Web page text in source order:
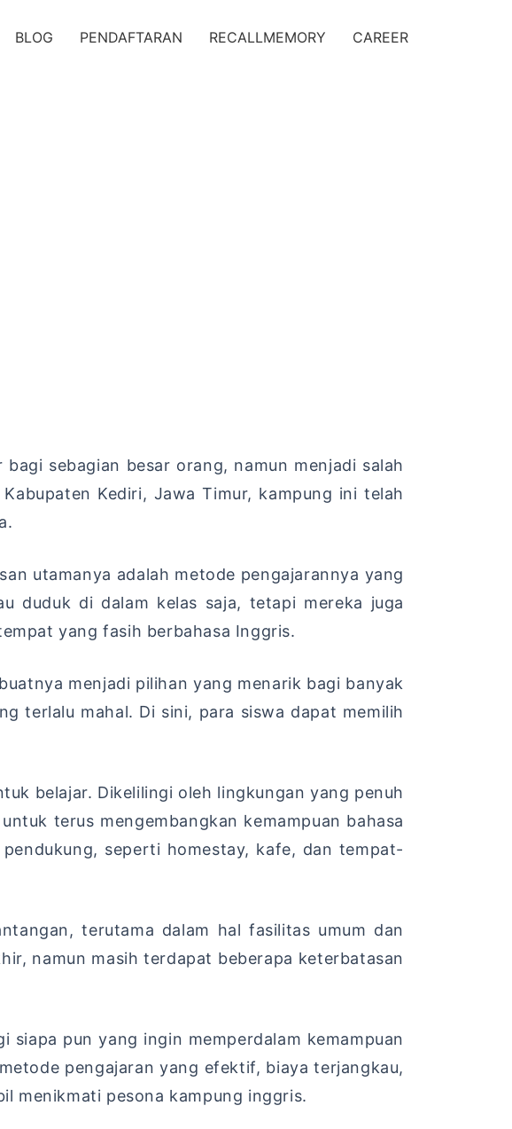
BLOG PENDAFTARAN RECALLMEMORY CAREER
sebagian besar orang, namun menjadi salah
Kediri, Jawa Timur, kampung ini telah
utamanya adalah metode pengajarannya yang
duduk di dalam kelas saja, tetapi mereka juga
yang fasih berbahasa Inggris.
menjadi pilihan yang menarik bagi banyak
terlalu mahal. Di sini, para siswa dapat memilih
belajar. Dikelilingi oleh lingkungan yang penuh
terus mengembangkan kemampuan bahasa
seperti homestay, kafe, dan tempat-
terutama dalam hal fasilitas umum dan
namun masih terdapat beberapa keterbatasan
pun yang ingin memperdalam kemampuan
pengajaran yang efektif, biaya terjangkau,
menikmati pesona kampung inggris.